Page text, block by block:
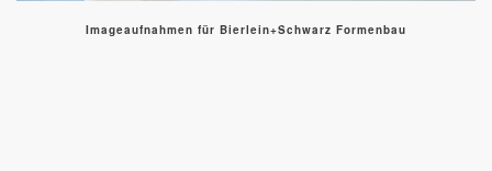
Imageaufnahmen für Bierlein+Schwarz Formenbau